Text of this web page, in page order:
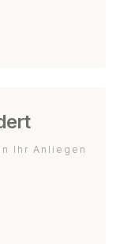
Ihr Anliegen